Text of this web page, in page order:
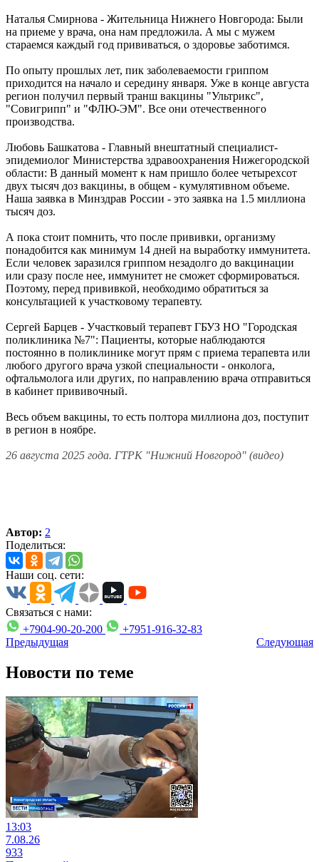
Наталья Смирнова - Жительница Нижнего Новгорода: Были
на приеме у врача, она нам предложила. А мы с мужем
стараемся каждый год прививаться, о здоровье заботимся.
По опыту прошлых лет, пик заболеваемости гриппом
приходится на начало и середину января. Уже в конце августа
регион получил первый транш вакцины "Ультрикс",
"Совигрипп" и "ФЛЮ-ЭМ". Все они отечественного
производства.
Любовь Башкатова - Главный внештатный специалист-
эпидемиолог Министерства здравоохранения Нижегородской
области: В данный момент к нам пришло более четырехсот
двух тысяч доз вакцины, в общем - кумулятивном объеме.
Наша заявка в Минздрав России - это заявка на 1.5 миллиона
тысяч доз.
А пока стоит помнить, что после прививки, организму
понадобится как минимум 14 дней на выработку иммунитета.
Если человек заразился гриппом незадолго до вакцинации
или сразу после нее, иммунитет не сможет сформироваться.
Поэтому, перед прививкой, необходимо обратиться за
консультацией к участковому терапевту.
Сергей Барцев - Участковый терапевт ГБУЗ НО "Городская
поликлиника №7": Пациенты, которые наблюдаются
постоянно в поликлинике могут прям с приема терапевта или
любого другого врача узкой специальности - онколога,
офтальмолога или других, по направлению врача отправиться
в кабинет прививочный.
Весь объем вакцины, то есть полтора миллиона доз, поступит
в регион в ноябре.
26 августа 2025 года. ГТРК "Нижний Новгород" (видео)
Автор: 2
Поделиться:
Наши соц. сети:
Связаться с нами:
+7904-90-20-200
+7951-916-32-83
Предыдущая
Следующая
Новости по теме
13:03
7.08.26
933